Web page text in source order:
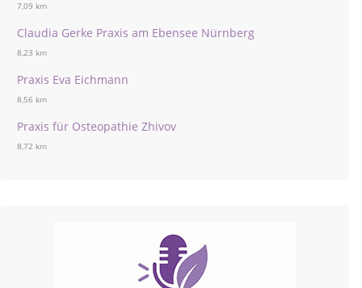
7,09 km
Claudia Gerke Praxis am Ebensee Nürnberg
8,23 km
Praxis Eva Eichmann
8,56 km
Praxis für Osteopathie Zhivov
8,72 km